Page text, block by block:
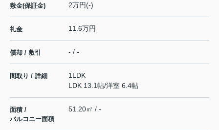
敷金(保証金) 2万円(-)
礼金 11.6万円
償却 / 敷引 - / -
間取り / 詳細
1LDK
LDK 13.1帖/洋室 6.4帖
面積 /
バルコニー面積
51.20㎡ / -